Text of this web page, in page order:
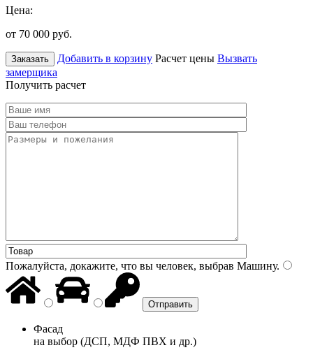
Цена:
от 70 000 руб.
Заказать Добавить в корзину Расчет цены Вызвать
замерщика
Получить расчет
Пожалуйста, докажите, что вы человек, выбрав Машину.
Фасад
на выбор (ДСП, МДФ ПВХ и др.)